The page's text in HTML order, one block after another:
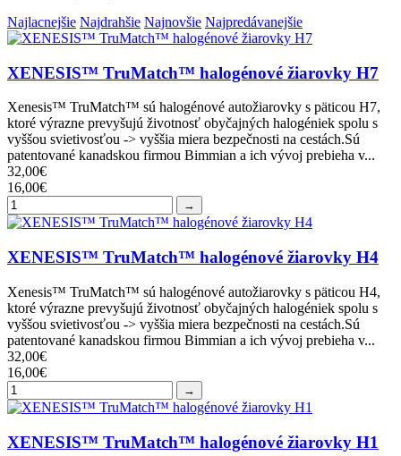
Najlacnejšie Najdrahšie Najnovšie Najpredávanejšie
XENESIS™ TruMatch™ halogénové žiarovky H7
Xenesis™ TruMatch™ sú halogénové autožiarovky s päticou H7,
ktoré výrazne prevyšujú životnosť obyčajných halogéniek spolu s
vyššou svietivosťou -> vyššia miera bezpečnosti na cestách.Sú
patentované kanadskou firmou Bimmian a ich vývoj prebieha v...
32,00€
16,00€
→
XENESIS™ TruMatch™ halogénové žiarovky H4
Xenesis™ TruMatch™ sú halogénové autožiarovky s päticou H4,
ktoré výrazne prevyšujú životnosť obyčajných halogéniek spolu s
vyššou svietivosťou -> vyššia miera bezpečnosti na cestách.Sú
patentované kanadskou firmou Bimmian a ich vývoj prebieha v...
32,00€
16,00€
→
XENESIS™ TruMatch™ halogénové žiarovky H1